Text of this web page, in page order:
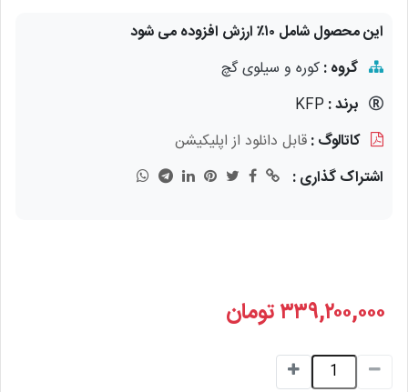
این محصول شامل ۱۰٪ ارزش افزوده می شود
گروه :کوره و سیلوی گچ
برند : KFP
کاتالوگ :قابل دانلود از اپلیکیشن
اشتراک گذاری :
۳۳۹,۲۰۰,۰۰۰تومان